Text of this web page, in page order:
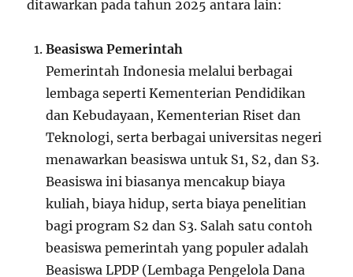
ditawarkan pada tahun 2025 antara lain:
Beasiswa Pemerintah
Pemerintah Indonesia melalui berbagai
lembaga seperti Kementerian Pendidikan
dan Kebudayaan, Kementerian Riset dan
Teknologi, serta berbagai universitas negeri
menawarkan beasiswa untuk S1, S2, dan S3.
Beasiswa ini biasanya mencakup biaya
kuliah, biaya hidup, serta biaya penelitian
bagi program S2 dan S3. Salah satu contoh
beasiswa pemerintah yang populer adalah
Beasiswa LPDP (Lembaga Pengelola Dana